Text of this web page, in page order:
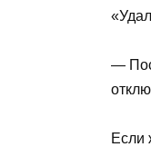
—
Если